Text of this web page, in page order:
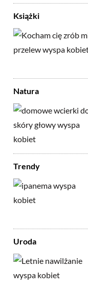
Książki
Natura
Trendy
Uroda